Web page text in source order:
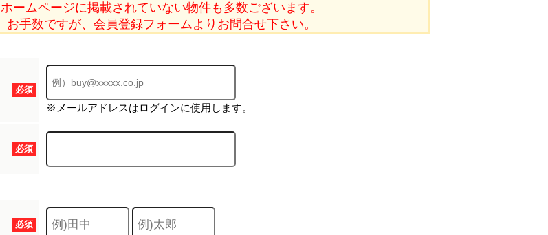
ホームページに掲載されていない物件も多数ございます。
お手数ですが、会員登録フォームよりお問合せ下さい。
必須
※メールアドレスはログインに使用します。
必須
必須